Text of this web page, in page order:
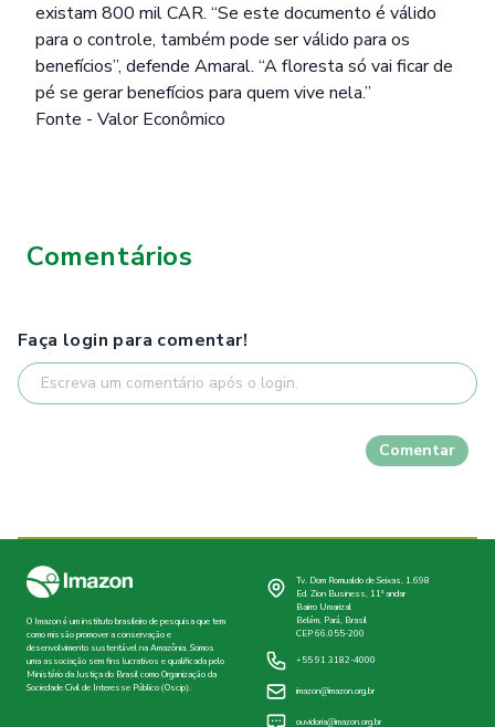
existam 800 mil CAR. “Se este documento é válido
para o controle, também pode ser válido para os
benefícios”, defende Amaral. “A floresta só vai ficar de
pé se gerar benefícios para quem vive nela.”
Fonte - Valor Econômico
Comentários
Faça login para comentar!
Comentar
O Imazon é um instituto brasileiro de pesquisa que tem
como missão promover a conservação e
desenvolvimento sustentável na Amazônia. Somos
uma associação sem fins lucrativos e qualificada pelo
Ministério da Justiça do Brasil como Organização da
Sociedade Civil de Interesse Público (Oscip).
Tv. Dom Romualdo de Seixas, 1.698
Ed. Zion Business, 11º andar
Bairro Umarizal
Belém, Pará, Brasil
CEP 66.055-200
+55 91 3182-4000
imazon@imazon.org.br
ouvidoria@imazon.org.br